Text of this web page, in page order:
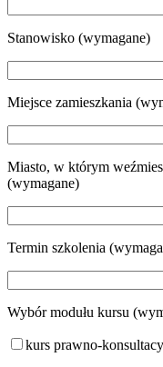
Stanowisko (wymagane)
Miejsce zamieszkania
Miasto, w którym
(wymagane)
Termin szkolenia
Wybór modułu kursu
kurs prawno-